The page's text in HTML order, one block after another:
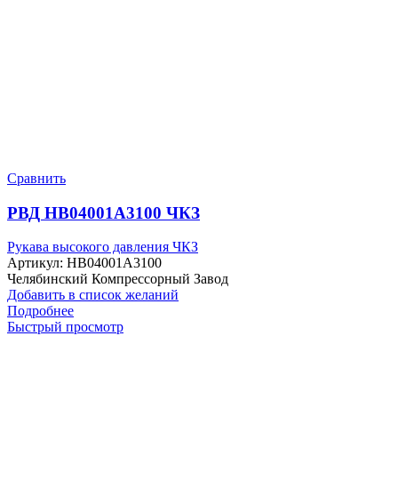
Сравнить
РВД HB04001A3100 ЧКЗ
Рукава высокого давления ЧКЗ
Артикул: HB04001A3100
Челябинский Компрессорный Завод
Добавить в список желаний
Подробнее
Быстрый просмотр